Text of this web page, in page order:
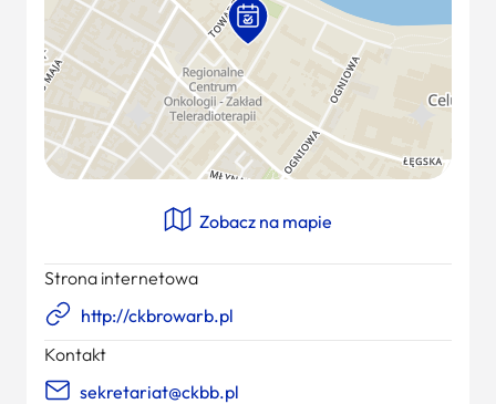
Zobacz na mapie
Strona internetowa
http://ckbrowarb.pl
Kontakt
sekretariat@ckbb.pl